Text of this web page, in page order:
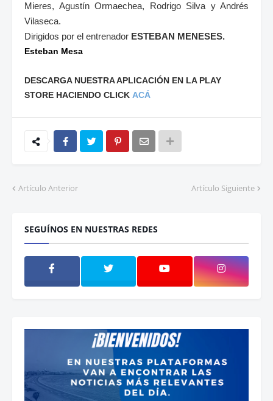
Mieres, Agustín Ormaechea, Rodrigo Silva y Andrés
Vilaseca.
Dirigidos por el entrenador ESTEBAN MENESES.
Esteban Mesa
DESCARGA NUESTRA APLICACIÓN EN LA PLAY
STORE HACIENDO CLICK ACÁ
Artículo Anterior Artículo Siguiente
SEGUÍNOS EN NUESTRAS REDES